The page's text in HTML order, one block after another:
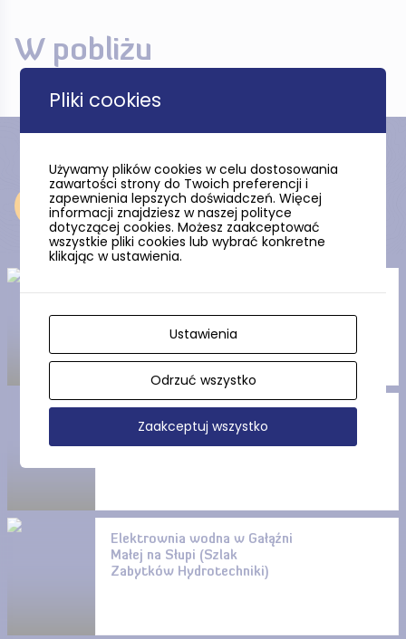
W pobliżu
Odkryj
Park Krajobrazowy „Dolina
(rezerwat przyrody)
Elektrownia wodna w Gałąźni
Małej na Słupi (Szlak
Zabytków Hydrotechniki)
Pliki cookies
Używamy plików cookies w celu dostosowania
zawartości strony do Twoich preferencji i
zapewnienia lepszych doświadczeń. Więcej
informacji znajdziesz w naszej polityce
dotyczącej cookies. Możesz zaakceptować
wszystkie pliki cookies lub wybrać konkretne
klikając w ustawienia.
Ustawienia
Odrzuć wszystko
Zaakceptuj wszystko